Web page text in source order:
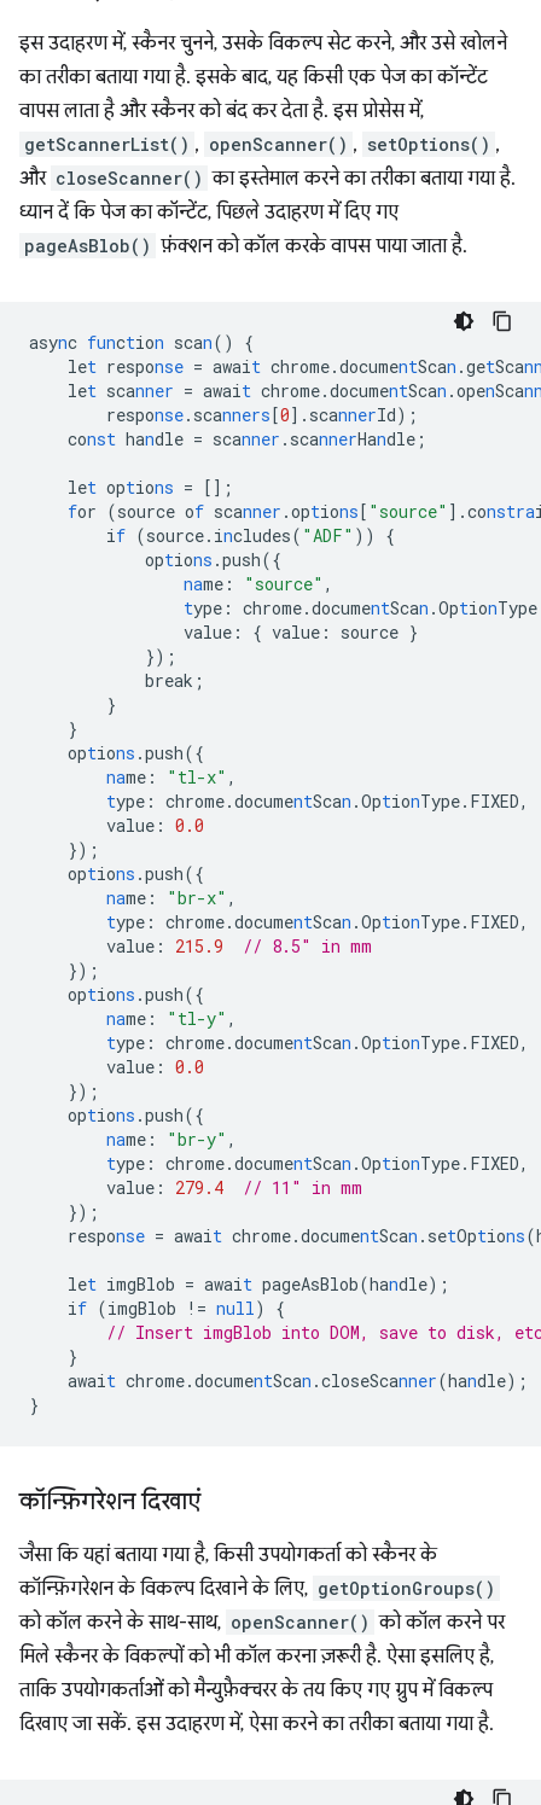
इस उदाहरण में, स्कैनर चुनने, उसके विकल्प सेट करने, और उसे खोलने
का तरीका बताया गया है. इसके बाद, यह किसी एक पेज का कॉन्टेंट
वापस लाता है और स्कैनर को बंद कर देता है. इस प्रोसेस में,
getScannerList() , openScanner() , setOptions() ,
और closeScanner() का इस्तेमाल करने का तरीका बताया गया है.
ध्यान दें कि पेज का कॉन्टेंट, पिछले उदाहरण में दिए गए
pageAsBlob() फ़ंक्शन को कॉल करके वापस पाया जाता है.
async function scan()
{
let response = await chrome.documentScan .getSca
let scanner = await chrome.documentScan .openSca
response.scanners[0] .scannerId);
const handle = scanner .scannerHandle;
let options = [] ;
for (source of scanner .options[ "source" ] .constra
if (source.includes( "ADF" ))
{
options .push({
name : "source" ,
type : chrome.documentScan .Option
value : { value : source }
});
break;
}
}
options .push({
name : "tl-x" ,
type : chrome.documentScan .OptionType.FIXED,
value : 0.0
});
options .push({
name : "br-x" ,
type : chrome.documentScan .OptionType.FIXED,
value : 215.9
// 8.5" in mm
});
options .push({
name : "tl-y" ,
type : chrome.documentScan .OptionType.FIXED,
value : 0.0
});
options .push({
name : "br-y" ,
type : chrome.documentScan .OptionType.FIXED,
value : 279.4
// 11" in mm
});
response = await chrome.documentScan .setOptions
let imgBlob = await pageAsBlob(handle);
if (imgBlob != null)
{
// Insert imgBlob into DOM, save to disk,
}
await chrome.documentScan .closeScanner(handle);
}
कॉन्फ़िगरेशन दिखाएं
जैसा कि यहां बताया गया है, किसी उपयोगकर्ता को स्कैनर के
कॉन्फ़िगरेशन के विकल्प दिखाने के लिए, getOptionGroups()
को कॉल करने के साथ-साथ, openScanner() को कॉल करने पर
मिले स्कैनर के विकल्पों को भी कॉल करना ज़रूरी है. ऐसा इसलिए है,
ताकि उपयोगकर्ताओं को मैन्युफ़ैक्चरर के तय किए गए ग्रुप में विकल्प
दिखाए जा सकें. इस उदाहरण में, ऐसा करने का तरीका बताया गया है.